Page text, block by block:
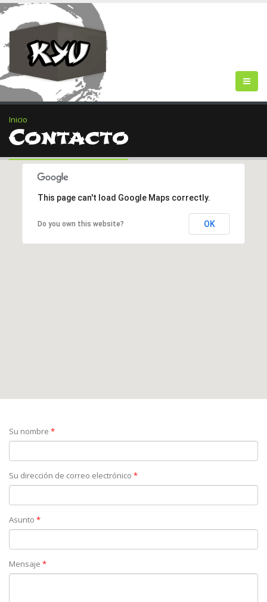
Inicio
Contacto
This page can't load Google Maps correctly.
Do you own this website? OK
Su nombre *
Su dirección de correo electrónico *
Asunto *
Mensaje *